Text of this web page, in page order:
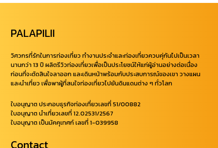
PALAPILII
วิศวกรที่รักในการท่องเที่ยว ทำงานประจำและท่องเที่ยวควบคุ่กันไปเป็นเวลา
นานกว่า 13 ปี ผลิตรีวิวท่องเที่ยวเพื่อเป็นประโยชน์ให้แก่ผู้อ่านอย่างต่อเนื่อง
ก่อนที่จะตัดสินใจลาออก และเดินหน้าพร้อมกับประสบการณ์ของเขา วางแผน
และนำเที่ยว เพื่อพาผู้ที่สนใจท่องเที่ยวไปยันดินแดนต่าง ๆ ทั่วโลก
ใบอนุญาต ประกอบธุรกิจท่องเที่ยวเลขที่ 51/00882
ใบอนุญาต นำเที่ยวเลขที่ 12.02531/2567
ใบอนุญาต เป็นมัคคุเทศก์ เลขที่ 1-039958